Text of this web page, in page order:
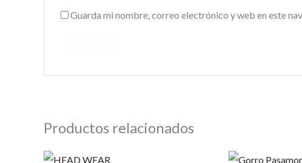
Guarda mi nombre, correo electrónico y web en este
Productos relacionados